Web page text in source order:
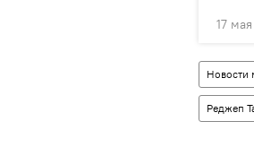
17
Новости
Реджеп